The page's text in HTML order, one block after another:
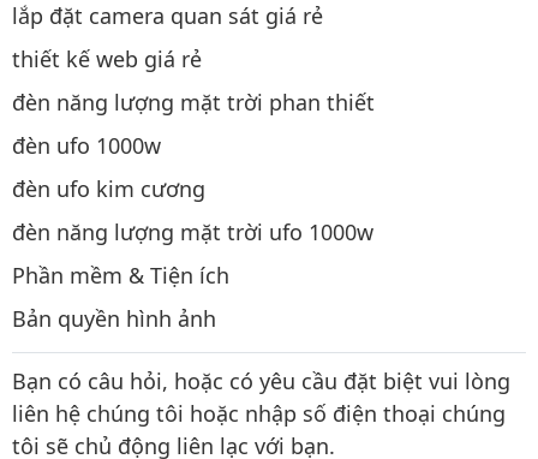
lắp đặt camera quan sát giá rẻ
thiết kế web giá rẻ
đèn năng lượng mặt trời phan thiết
đèn ufo 1000w
đèn ufo kim cương
đèn năng lượng mặt trời ufo 1000w
Phần mềm & Tiện ích
Bản quyền hình ảnh
Bạn có câu hỏi, hoặc có yêu cầu đặt biệt vui lòng
liên hệ chúng tôi hoặc nhập số điện thoại chúng
tôi sẽ chủ động liên lạc với bạn.